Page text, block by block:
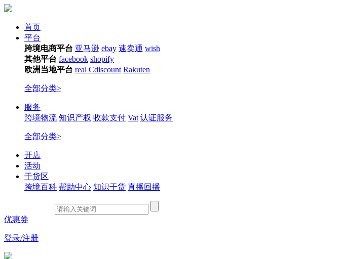
首页
平台
跨境电商平台 亚马逊 ebay 速卖通 wish
其他平台 facebook shopify
欧洲当地平台 real Cdiscount Rakuten
全部分类>
服务
跨境物流 知识产权 收款支付 Vat 认证服务
全部分类>
开店
活动
干货区
跨境百科 帮助中心 知识干货 直播回播
优惠券
登录/注册